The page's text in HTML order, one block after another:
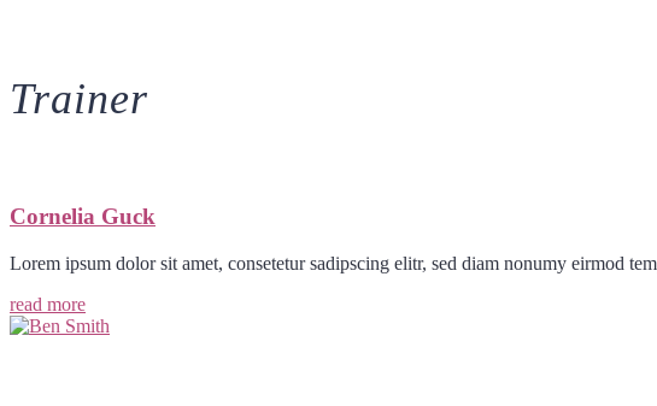
Trainer
Cornelia Guck
Lorem ipsum dolor sit amet, consetetur sadipscing elitr, sed diam nonumy eirmod
read more